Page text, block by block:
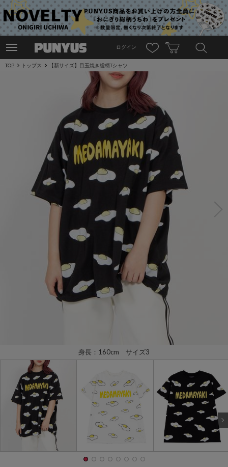
ログイン
TOP トップス 【新サイズ】目玉焼き総柄Tシャツ
身長：160cm サイズ3